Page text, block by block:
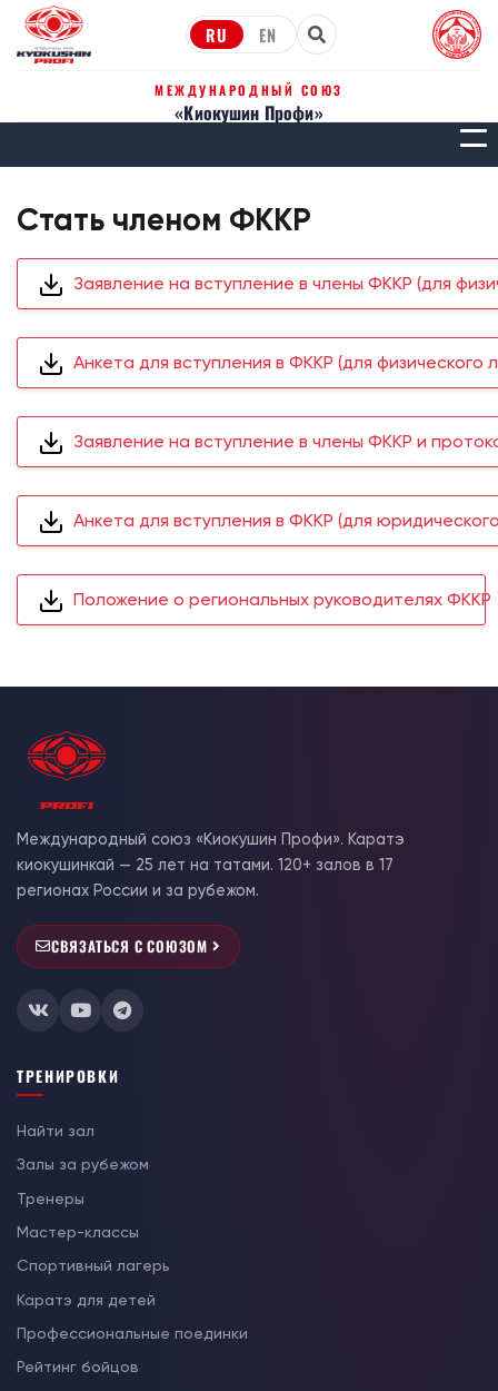
RU EN
МЕЖДУНАРОДНЫЙ СОЮЗ
«Киокушин Профи»
Стать членом ФККР
Заявление на вступление в члены ФККР (для
Анкета для вступления в ФККР (для физического
Заявление на вступление в члены ФККР и
Анкета для вступления в ФККР (для
Положение о региональных руководителях ФККР
Международный союз «Киокушин Профи». Каратэ
киокушинкай — 25 лет на татами. 120+ залов в 17
регионах России и за рубежом.
СВЯЗАТЬСЯ С СОЮЗОМ
ТРЕНИРОВКИ
Найти зал
Залы за рубежом
Тренеры
Мастер-классы
Спортивный лагерь
Каратэ для детей
Профессиональные поединки
Рейтинг бойцов